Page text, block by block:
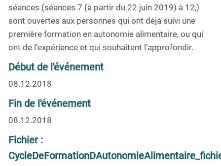
séances (séances 7 (à partir du 22 juin 2019) à 12,)
sont ouvertes aux personnes qui ont déjà suivi une
première formation en autonomie alimentaire, ou qui
ont de l’expérience et qui souhaitent l’approfondir.
Début de l'événement
08.12.2018
Fin de l'événement
08.12.2018
Fichier :